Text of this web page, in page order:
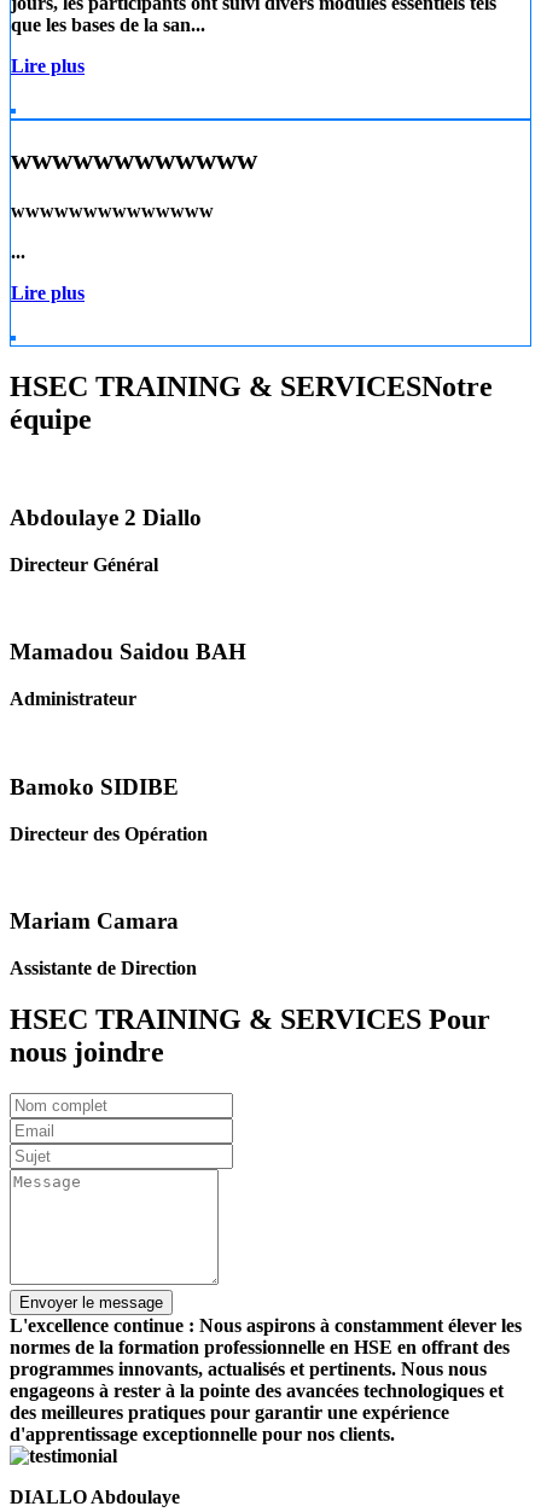
que les bases de la san...
Lire plus
wwwwwwwwwwww
wwwwwwwwwwwwww
...
Lire plus
HSEC TRAINING & SERVICESNotre
équipe
Abdoulaye 2 Diallo
Directeur Général
Mamadou Saidou BAH
Administrateur
Bamoko SIDIBE
Directeur des Opération
Mariam Camara
Assistante de Direction
HSEC TRAINING & SERVICES Pour
nous joindre
L'excellence continue : Nous aspirons à constamment élever les
normes de la formation professionnelle en HSE en offrant des
programmes innovants, actualisés et pertinents. Nous nous
engageons à rester à la pointe des avancées technologiques et
des meilleures pratiques pour garantir une expérience
d'apprentissage exceptionnelle pour nos clients.
DIALLO Abdoulaye